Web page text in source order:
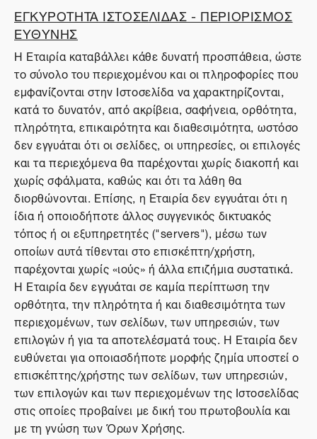
ΕΓΚΥΡΟΤΗΤΑ ΙΣΤΟΣΕΛΙΔΑΣ - ΠΕΡΙΟΡΙΣΜΟΣ
ΕΥΘΥΝΗΣ
Η Εταιρία καταβάλλει κάθε δυνατή προσπάθεια, ώστε
το σύνολο του περιεχομένου και οι πληροφορίες που
εμφανίζονται στην Ιστοσελίδα να χαρακτηρίζονται,
κατά το δυνατόν, από ακρίβεια, σαφήνεια, ορθότητα,
πληρότητα, επικαιρότητα και διαθεσιμότητα, ωστόσο
δεν εγγυάται ότι οι σελίδες, οι υπηρεσίες, οι επιλογές
και τα περιεχόμενα θα παρέχονται χωρίς διακοπή και
χωρίς σφάλματα, καθώς και ότι τα λάθη θα
διορθώνονται. Επίσης, η Εταιρία δεν εγγυάται ότι η
ίδια ή οποιοδήποτε άλλος συγγενικός δικτυακός
τόπος ή οι εξυπηρετητές ("servers"), μέσω των
οποίων αυτά τίθενται στο επισκέπτη/χρήστη,
παρέχονται χωρίς «ιούς» ή άλλα επιζήμια συστατικά.
Η Εταιρία δεν εγγυάται σε καμία περίπτωση την
ορθότητα, την πληρότητα ή και διαθεσιμότητα των
περιεχομένων, των σελίδων, των υπηρεσιών, των
επιλογών ή για τα αποτελέσματά τους. Η Εταιρία δεν
ευθύνεται για οποιασδήποτε μορφής ζημία υποστεί ο
επισκέπτης/χρήστης των σελίδων, των υπηρεσιών,
των επιλογών και των περιεχομένων της Ιστοσελίδας
στις οποίες προβαίνει με δική του πρωτοβουλία και
με τη γνώση των Όρων Χρήσης.